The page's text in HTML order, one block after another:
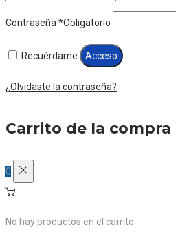
Contraseña*Obligatorio
Recuérdame Acceso
¿Olvidaste la contraseña?
Carrito de la compra
0
No hay productos en el carrito.